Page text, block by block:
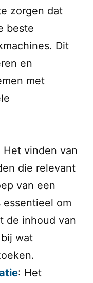
zorgen dat
beste
Dit
en
met
Het vinden van
die relevant
van een
om
de inhoud van
wat
: Het